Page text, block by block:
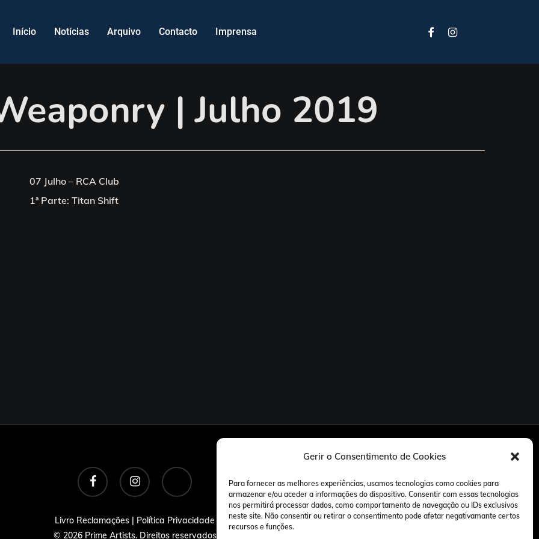
Gerir o Consentimento de Cookies
Para fornecer as melhores experiências, usamos tecnologias como cookies para
armazenar e/ou aceder a informações do dispositivo. Consentir com essas tecnologias
nos permitirá processar dados, como comportamento de navegação ou IDs exclusivos
neste site. Não consentir ou retirar o consentimento pode afetar negativamante certos
recursos e funções.
Início Notícias Arquivo Contacto Imprensa FacebookInstagram
| Julho 2019
07 Julho – RCA Club
1ª Parte: Titan Shift
facebook instagram tiktok
Livro Reclamações | Política Privacidade
© 2026 Prime Artists. Direitos reservados